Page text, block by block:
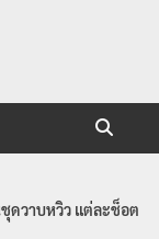
ดวาบหวิว แต่ละช็อต